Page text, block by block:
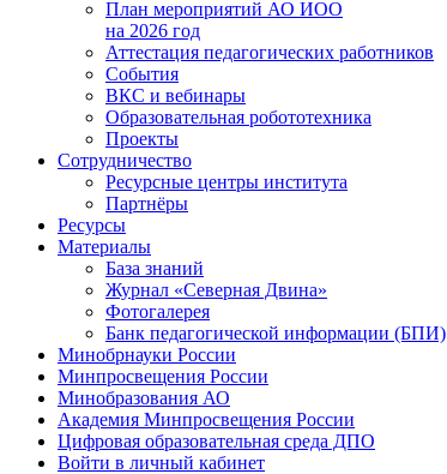
План мероприятий АО ИОО
на 2026 год
Аттестация педагогических работников
События
ВКС и вебинары
Образовательная робототехника
Проекты
Сотрудничество
Ресурсные центры института
Партнёры
Ресурсы
Материалы
База знаний
Журнал «Северная Двина»
Фотогалерея
Банк педагогической информации (БПИ)
Минобрнауки России
Минпросвещения России
Минобразования АО
Академия Минпросвещения России
Цифровая образовательная среда ДПО
Войти в личный кабинет